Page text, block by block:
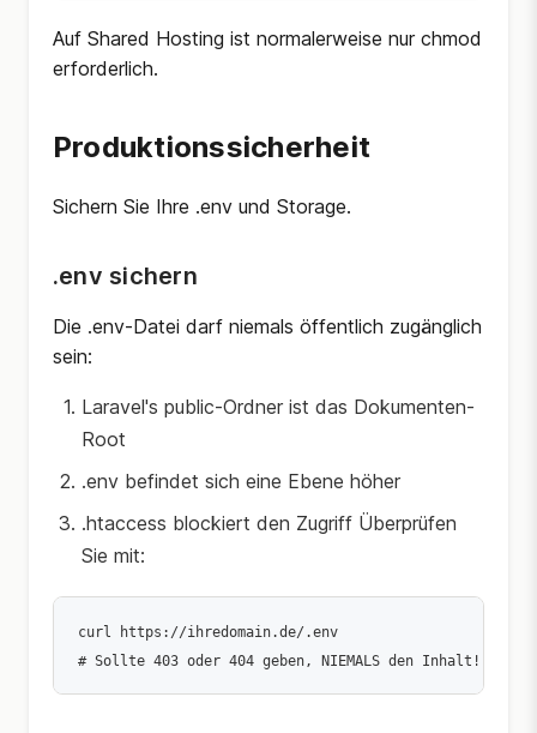
Auf Shared Hosting ist normalerweise nur chmod
erforderlich.
Produktionssicherheit
Sichern Sie Ihre .env und Storage.
.env sichern
Die .env-Datei darf niemals öffentlich zugänglich
sein:
Laravel's public-Ordner ist das Dokumenten-
Root
.env befindet sich eine Ebene höher
.htaccess blockiert den Zugriff Überprüfen
Sie mit:
curl https://ihredomain.de/.env